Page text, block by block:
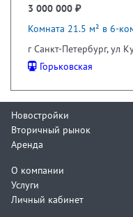
3 000 000 ₽
Комната 21.5 м² в 6-
г Санкт-Петербург, ул
Горьковская
Новостройки
Вторичный рынок
Аренда
О компании
Услуги
Личный кабинет